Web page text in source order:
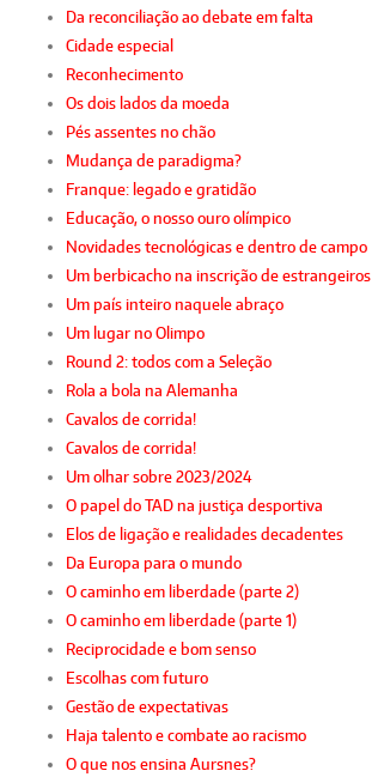
Da reconciliação ao debate em falta
Cidade especial
Reconhecimento
Os dois lados da moeda
Pés assentes no chão
Mudança de paradigma?
Franque: legado e gratidão
Educação, o nosso ouro olímpico
Novidades tecnológicas e dentro de campo
Um berbicacho na inscrição de estrangeiros
Um país inteiro naquele abraço
Um lugar no Olimpo
Round 2: todos com a Seleção
Rola a bola na Alemanha
Cavalos de corrida!
Cavalos de corrida!
Um olhar sobre 2023/2024
O papel do TAD na justiça desportiva
Elos de ligação e realidades decadentes
Da Europa para o mundo
O caminho em liberdade (parte 2)
O caminho em liberdade (parte 1)
Reciprocidade e bom senso
Escolhas com futuro
Gestão de expectativas
Haja talento e combate ao racismo
O que nos ensina Aursnes?